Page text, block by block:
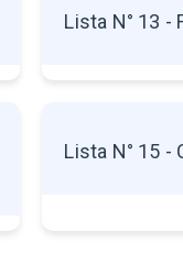
Lista N° 13 -
13.3 -
Lista N° 15